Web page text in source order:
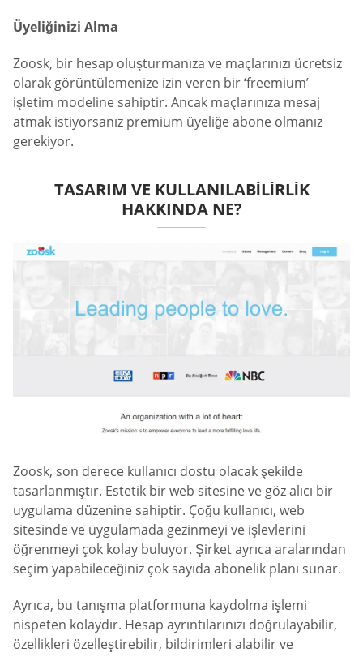
Üyeliğinizi Alma
Zoosk, bir hesap oluşturmanıza ve maçlarınızı ücretsiz
olarak görüntülemenize izin veren bir ‘freemium’
işletim modeline sahiptir. Ancak maçlarınıza mesaj
atmak istiyorsanız premium üyeliğe abone olmanız
gerekiyor.
TASARIM VE KULLANILABILIRLIK
HAKKINDA NE?
Zoosk, son derece kullanıcı dostu olacak şekilde
tasarlanmıştır. Estetik bir web sitesine ve göz alıcı bir
uygulama düzenine sahiptir. Çoğu kullanıcı, web
sitesinde ve uygulamada gezinmeyi ve işlevlerini
öğrenmeyi çok kolay buluyor. Şirket ayrıca aralarından
seçim yapabileceğiniz çok sayıda abonelik planı sunar.
Ayrıca, bu tanışma platformuna kaydolma işlemi
nispeten kolaydır. Hesap ayrıntılarınızı doğrulayabilir,
özellikleri özelleştirebilir, bildirimleri alabilir ve